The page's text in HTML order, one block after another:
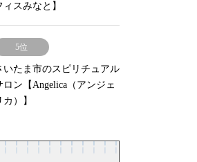
ィスみなと】
5位
いたま市のスピリチュアル
ロン【Angelica（アンジェ
カ）】